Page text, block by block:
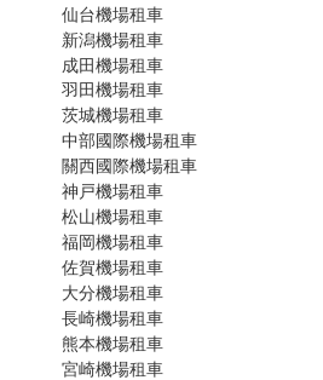
仙台機場租車
新潟機場租車
成田機場租車
羽田機場租車
茨城機場租車
中部國際機場租車
關西國際機場租車
神戸機場租車
松山機場租車
福岡機場租車
佐賀機場租車
大分機場租車
長崎機場租車
熊本機場租車
宮崎機場租車